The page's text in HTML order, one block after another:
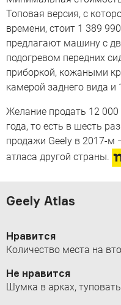
Топовая версия, с
времени, стоит 1 389
предлагают машину с
подогревом передних
приборкой, кожаными
камерой заднего вида
Желание продать 12 000
года, то есть в шесть
продажи Geely в 2017-м
атласа другой страны.
Geely Atlas
Нравится
Количество места на
Не нравится
Шумка в арках,